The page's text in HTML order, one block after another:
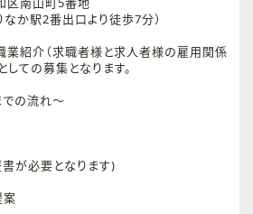
か駅2番出口より徒歩7分）
業紹介（求職者様と求人者様の雇用関係
しての募集となります。
の流れ～
書が必要となります)
案